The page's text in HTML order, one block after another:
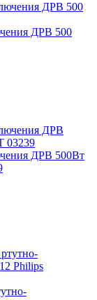
ДРВ 500
ДРВ 500Вт